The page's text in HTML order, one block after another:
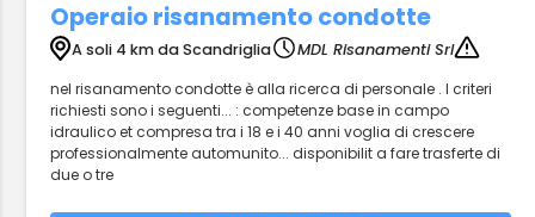
Operaio risanamento condotte
A soli 4 km da Scandriglia
MDL Risanamenti Srl
nel risanamento condotte è alla ricerca di personale . I criteri
richiesti sono i seguenti... : competenze base in campo
idraulico et compresa tra i 18 e i 40 anni voglia di crescere
professionalmente automunito... disponibilit a fare trasferte di
due o tre